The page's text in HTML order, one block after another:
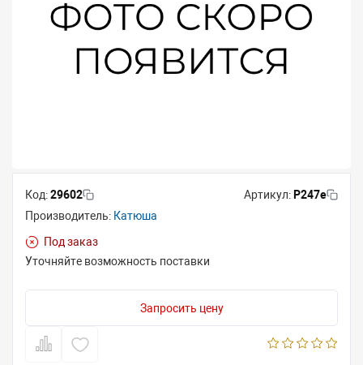
Код:29602 Артикул: P247e
Производитель: Катюша
Под заказ
Уточняйте возможность поставки
Запросить цену